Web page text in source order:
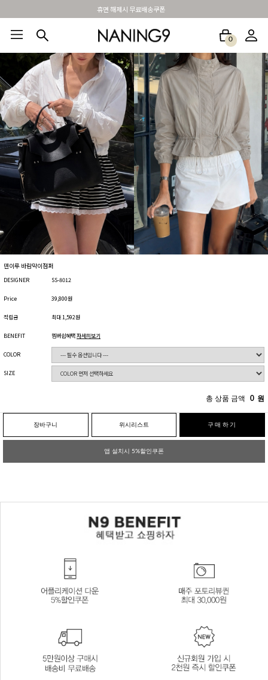
BEST 포토리뷰 - 매주 2명추첨 3만원쿠폰
0
BEST100🤍 NEW5% 베스트재진행 썸머여행룩 아울렛 하객&모임룩
덴이루 바람막이점퍼
DESIGNER SS-8012
Price 39,800원
적립금 최대 1,592원
BENEFIT 멤버쉽혜택자세히보기
COLOR
SIZE
총 상품 금액 0 원
장바구니 위시리스트 구매하기
앱 설치시 5%할인쿠폰